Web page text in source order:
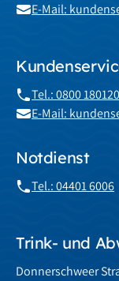
E-Mail:
Tel.: 0800
E-Mail:
Notdienst
Tel.: 04401 6006
Trink- und
Donnerschweer